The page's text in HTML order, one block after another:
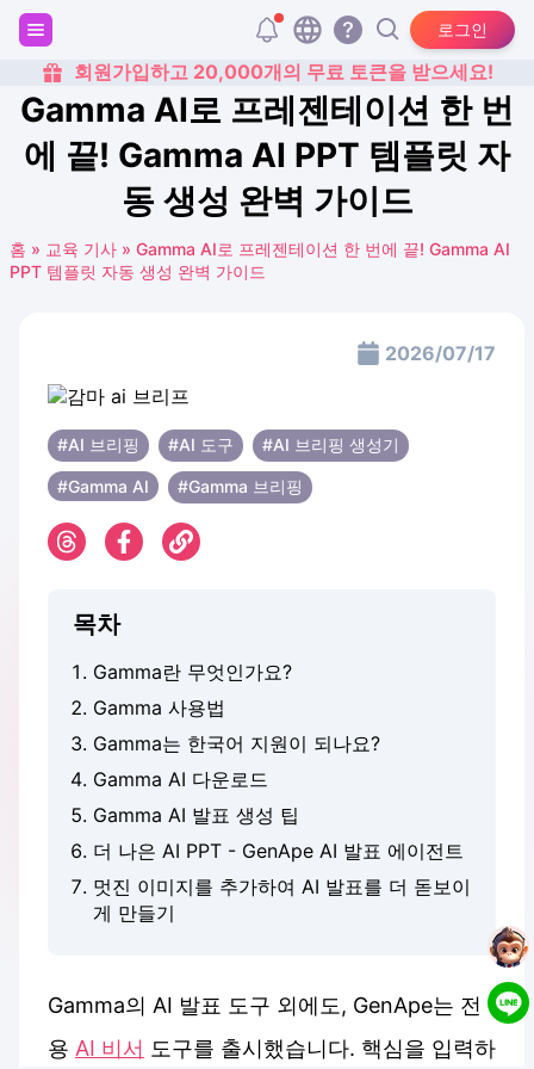
로그인
회원가입하고 20,000개의 무료 토큰을 받으세요!
Gamma AI로 프레젠테이션 한 번
에 끝! Gamma AI PPT 템플릿 자
동 생성 완벽 가이드
홈 » 교육 기사 » Gamma AI로 프레젠테이션 한 번에 끝! Gamma AI
PPT 템플릿 자동 생성 완벽 가이드
2026/07/17
#AI 브리핑 #AI 도구 #AI 브리핑 생성기
#Gamma AI #Gamma 브리핑
목차
Gamma란 무엇인가요?
Gamma 사용법
Gamma는 한국어 지원이 되나요?
Gamma AI 다운로드
Gamma AI 발표 생성 팁
더 나은 AI PPT - GenApe AI 발표 에이전트
멋진 이미지를 추가하여 AI 발표를 더 돋보이
게 만들기
Gamma의 AI 발표 도구 외에도, GenApe는 전
용 AI 비서 도구를 출시했습니다. 핵심을 입력하